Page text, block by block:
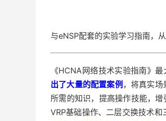
与eNSP配套的实验学习指南，
《HCNA网络技术实验指南》
出了大量的配置案例 ，将真实
所需的知识，提高操作技能，
VRP基础操作、二层交换技术和